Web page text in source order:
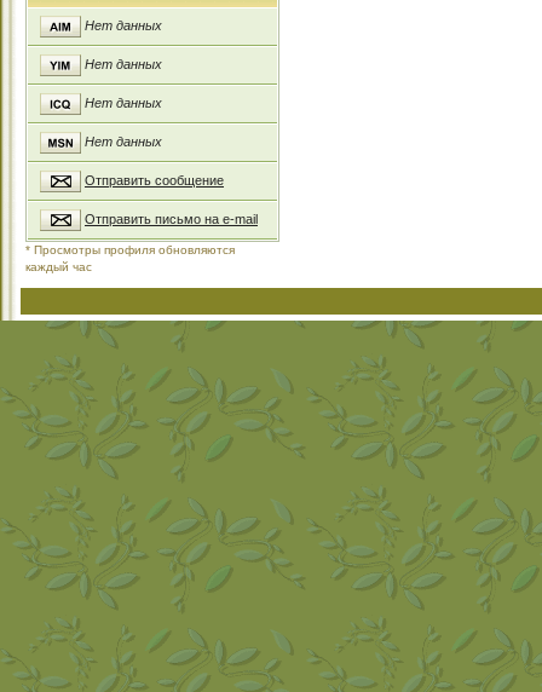
Нет данных
Нет данных
Нет данных
Нет данных
Отправить сообщение
Отправить письмо на e-mail
* Просмотры профиля обновляются
каждый час